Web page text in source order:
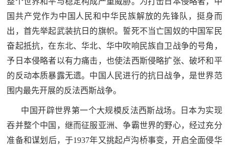
知
识
民
国
防
全
民
子
兵
子
国
国共产党作为中国人民和中华民族解放的先锋队，挺身而
出，首先举起武装抗日的旗帜。誓死不当亡国奴的中国军民
奋起抵抗，在东北、华北、华中吹响民族自卫战争的号角，
予日本侵略者以有力痛击，也使法西斯侵略扩张、破坏和平
的反动本质暴露无遗。中国人民进行的抗日战争，是世界范
围内最先开展的反法西斯战争。
中国开辟世界第一个大规模反法西斯战场。日本为实现
吞并整个中国，继而征服亚洲、争霸世界的野心，经过充分
准备和谋划后，于1937年又挑起卢沟桥事变，开启全面侵华